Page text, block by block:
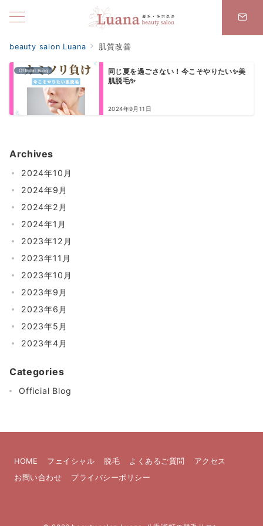
beauty salon Luana 肌質改善
Official Blog
同じ夏を過ごさない！今こそやりたい✨美
肌脱毛✨
2024年9月11日
Archives
2024年10月
2024年9月
2024年2月
2024年1月
2023年12月
2023年11月
2023年10月
2023年9月
2023年6月
2023年5月
2023年4月
Categories
Official Blog
HOME フェイシャル 脱毛 よくあるご質問
アクセス
お問い合わせ
プライバシーポリシー